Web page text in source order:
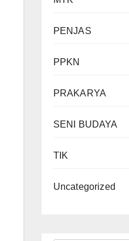
PENJAS
PPKN
PRAKARYA
SENI BUDAYA
TIK
Uncategorized